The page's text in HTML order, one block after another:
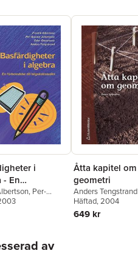
i
- En
till
i
, Per-
Åtta kapitel om
geometri
Anders Tengstrand
Häftad, 2004
649 kr
av